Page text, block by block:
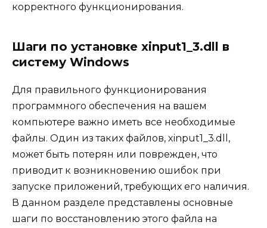
корректного функционирования.
Шаги по установке xinput1_3.dll в
систему Windows
Для правильного функционирования
программного обеспечения на вашем
компьютере важно иметь все необходимые
файлы. Один из таких файлов, xinput1_3.dll,
может быть потерян или поврежден, что
приводит к возникновению ошибок при
запуске приложений, требующих его наличия.
В данном разделе представлены основные
шаги по восстановлению этого файла на